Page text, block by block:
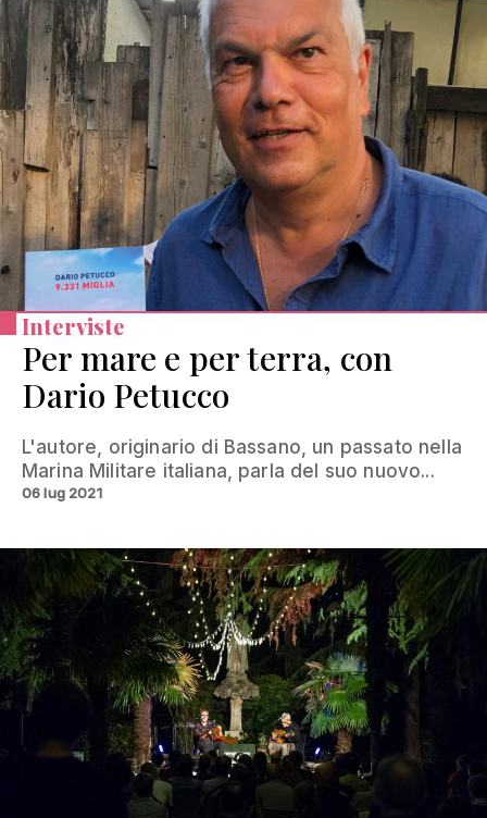
Interviste
Per mare e per terra, con
Dario Petucco
L'autore, originario di Bassano, un passato nella
Marina Militare italiana, parla del suo nuovo...
06 lug 2021